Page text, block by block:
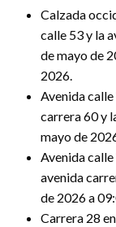
Calzada
calle 53 y la
de mayo de
2026.
Avenida
carrera 60 y
mayo de
Avenida
avenida
de 2026 a
Carrera 28